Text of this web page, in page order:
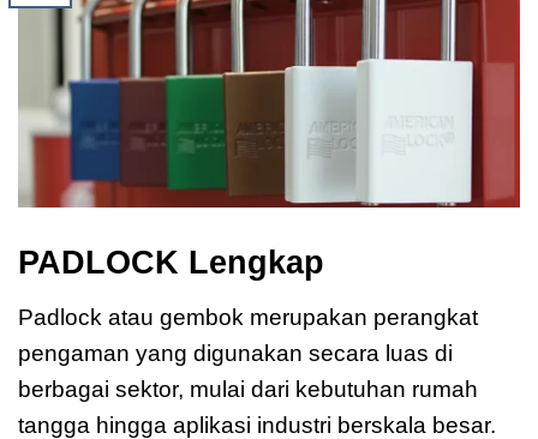
PADLOCK Lengkap
Padlock atau gembok merupakan perangkat
pengaman yang digunakan secara luas di
berbagai sektor, mulai dari kebutuhan rumah
tangga hingga aplikasi industri berskala besar.